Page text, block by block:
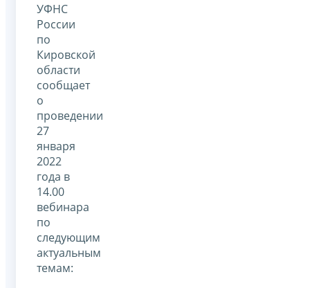
УФНС
России
по
Кировской
области
сообщает
о
проведении
27
января
2022
года в
14.00
вебинара
по
следующим
актуальным
темам: